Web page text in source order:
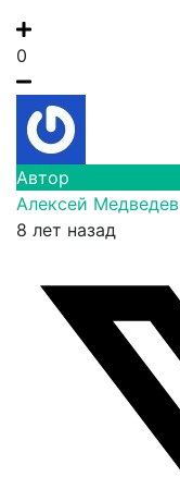
0
Автор
Алексей Медведев
8 лет назад